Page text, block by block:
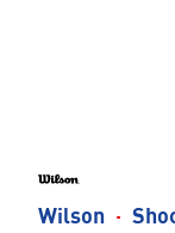
Wilson ·